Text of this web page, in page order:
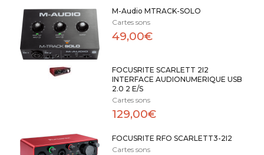
M-Audio MTRACK-SOLO
Cartes sons
49,00€
FOCUSRITE SCARLETT 2I2
INTERFACE AUDIONUMERIQUE USB
2.0 2 E/S
Cartes sons
129,00€
FOCUSRITE RFO SCARLETT3-2I2
Cartes sons